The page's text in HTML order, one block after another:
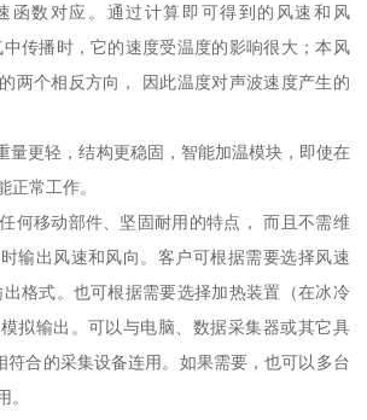
函数对应。通过计算即可得到的风速和风
传播时，它的速度受温度的影响很大；本风
两个相反方向， 因此温度对声波速度产生的
量更轻，结构更稳固，智能加温模块，即使在
正常工作。
何移动部件、坚固耐用的特点， 而且不需维
输出风速和风向。客户可根据需要选择风速
格式。也可根据需要选择加热装置（在冰冷
拟输出。可以与电脑、数据采集器或其它具
符合的采集设备连用。如果需要，也可以多台
。